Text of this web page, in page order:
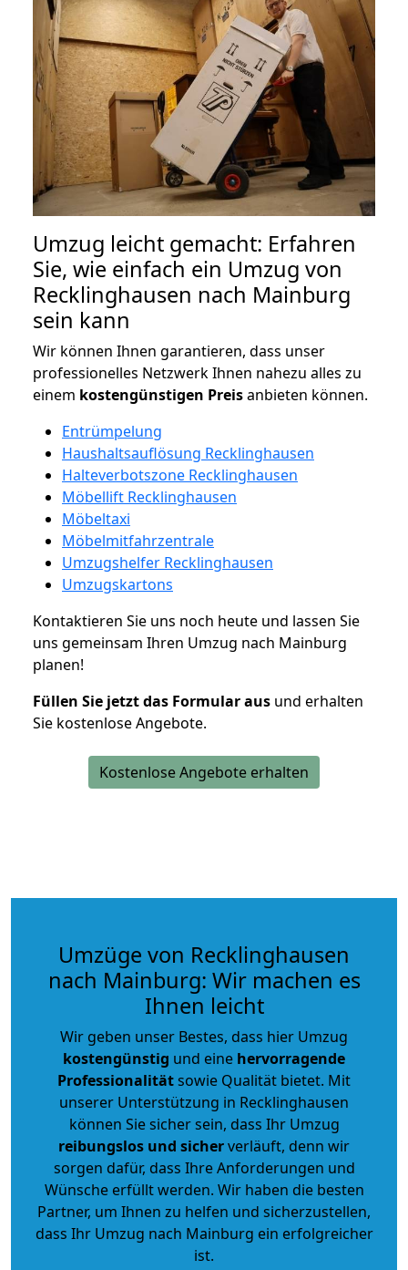
Umzug leicht gemacht: Erfahren
Sie, wie einfach ein Umzug von
Recklinghausen nach Mainburg
sein kann
Wir können Ihnen garantieren, dass unser
professionelles Netzwerk Ihnen nahezu alles zu
einem kostengünstigen Preisanbieten können.
Entrümpelung
Haushaltsauflösung Recklinghausen
Halteverbotszone Recklinghausen
Möbellift Recklinghausen
Möbeltaxi
Möbelmitfahrzentrale
Umzugshelfer Recklinghausen
Umzugskartons
Kontaktieren Sie uns noch heute und lassen Sie
uns gemeinsam Ihren Umzug nach Mainburg
planen!
Füllen Sie jetzt das Formular aus und erhalten
Sie kostenlose Angebote.
Kostenlose Angebote erhalten
Umzüge von Recklinghausen
nach Mainburg: Wir machen es
Ihnen leicht
Wir geben unser Bestes, dass hier Umzug
kostengünstig und eine hervorragende
Professionalitätsowie Qualität bietet. Mit
unserer Unterstützung in Recklinghausen
können Sie sicher sein, dass Ihr Umzug
reibungslos und sicherverläuft, denn wir
sorgen dafür, dass Ihre Anforderungen und
Wünsche erfüllt werden. Wir haben die besten
Partner, um Ihnen zu helfen und sicherzustellen,
dass Ihr Umzug nach Mainburg ein erfolgreicher
ist.